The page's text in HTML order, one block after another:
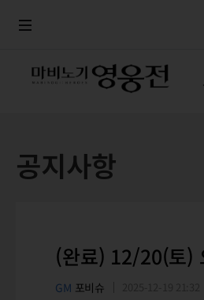
공지사항
(완료) 12/20(토)
GM 포비슈